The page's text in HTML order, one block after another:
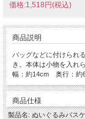
価格:1,518円(税込)
商品説明
バッグなどに付けられ
き。本体は小物を入れ
幅：約14cm 奥行：
商品仕様
製品名: ぬいぐるみパス